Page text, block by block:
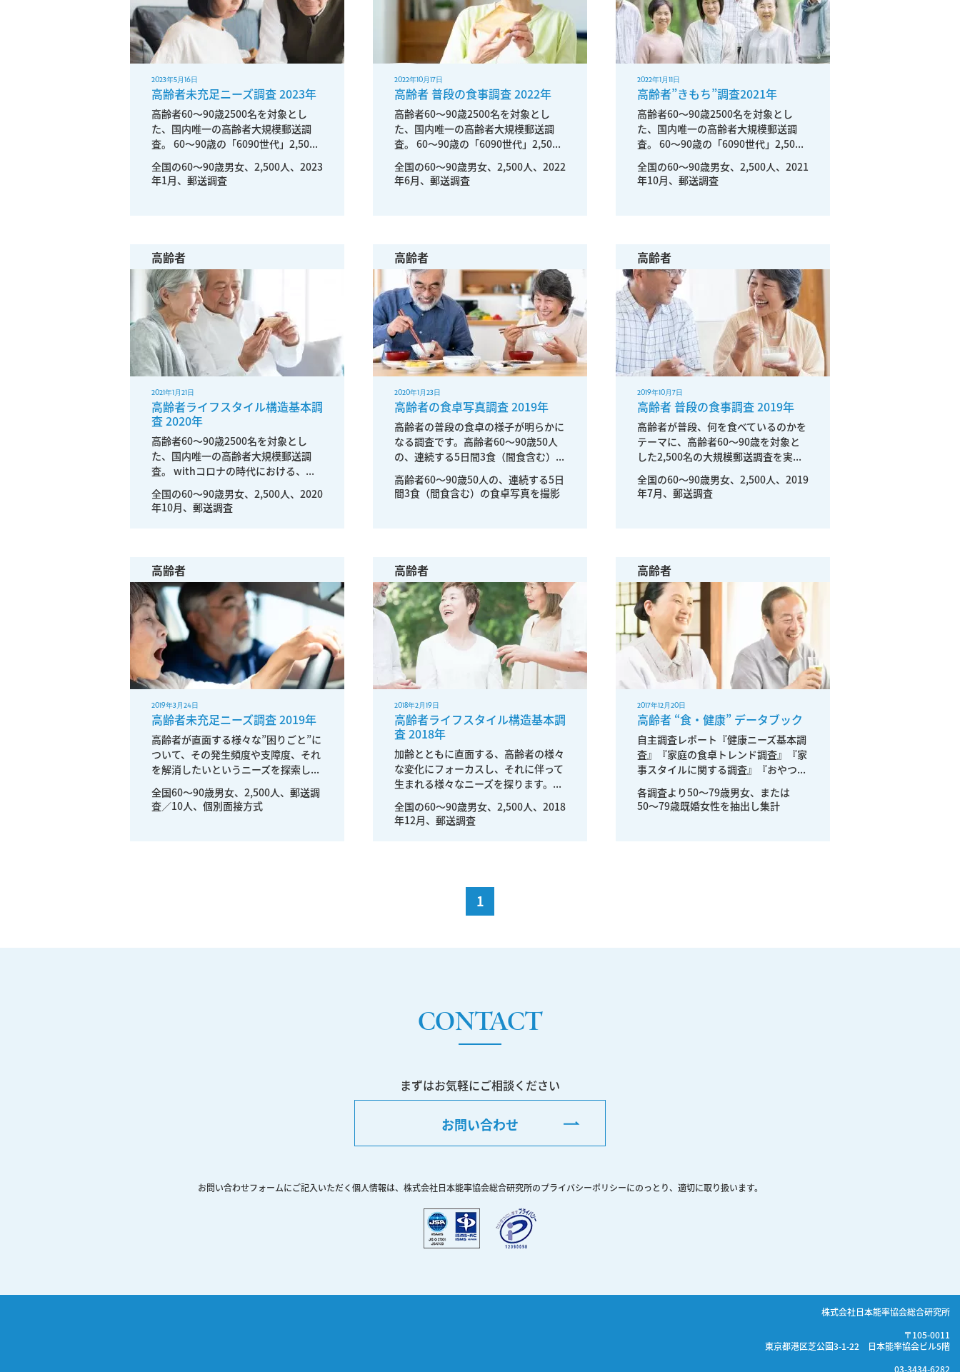
2023年5月16日
高齢者未充足ニーズ調査 2023年
高齢者60～90歳2500名を対象とし
た、国内唯一の高齢者大規模郵送調
査。 60～90歳の「6090世代」2,50...
全国の60〜90歳男女、2,500人、2023
年1月、郵送調査
2022年10月17日
高齢者 普段の食事調査 2022年
高齢者60～90歳2500名を対象とし
た、国内唯一の高齢者大規模郵送調
査。 60～90歳の「6090世代」2,50...
全国の60〜90歳男女、2,500人、2022
年6月、郵送調査
2022年1月11日
高齢者”きもち”調査2021年
高齢者60～90歳2500名を対象とし
た、国内唯一の高齢者大規模郵送調
査。 60～90歳の「6090世代」2,50...
全国の60〜90歳男女、2,500人、2021
年10月、郵送調査
高齢者
2021年1月21日
高齢者ライフスタイル構造基本調
査 2020年
高齢者60～90歳2500名を対象とし
た、国内唯一の高齢者大規模郵送調
査。 withコロナの時代における、...
全国の60〜90歳男女、2,500人、2020
年10月、郵送調査
高齢者
2020年1月23日
高齢者の食卓写真調査 2019年
高齢者の普段の食卓の様子が明らかに
なる調査です。高齢者60～90歳50人
の、連続する5日間3食（間食含む）...
高齢者60～90歳50人の、連続する5日
間3食（間食含む）の食卓写真を撮影
高齢者
2019年10月7日
高齢者 普段の食事調査 2019年
高齢者が普段、何を食べているのかを
テーマに、高齢者60～90歳を対象と
した2,500名の大規模郵送調査を実...
全国の60〜90歳男女、2,500人、2019
年7月、郵送調査
高齢者
2019年3月24日
高齢者未充足ニーズ調査 2019年
高齢者が直面する様々な”困りごと”に
ついて、その発生頻度や支障度、それ
を解消したいというニーズを探索し...
全国60～90歳男女、2,500人、郵送調
査／10人、個別面接方式
高齢者
2018年2月19日
高齢者ライフスタイル構造基本調
査 2018年
加齢とともに直面する、高齢者の様々
な変化にフォーカスし、それに伴って
生まれる様々なニーズを探ります。...
全国の60〜90歳男女、2,500人、2018
年12月、郵送調査
高齢者
2017年12月20日
高齢者 “食・健康” データブック
自主調査レポート『健康ニーズ基本調
査』『家庭の食卓トレンド調査』『家
事スタイルに関する調査』『おやつ...
各調査より50〜79歳男女、または
50〜79歳既婚女性を抽出し集計
1
CONTACT
まずはお気軽にご相談ください
お問い合わせ
お問い合わせフォームにご記入いただく個人情報は、株式会社日本能率協会総合研究所のプライバシーポリシーにのっとり、適切に取り扱います。
株式会社日本能率協会総合研究所
〒105-0011
東京都港区芝公園3-1-22 日本能率協会ビル5階
03-3434-6282